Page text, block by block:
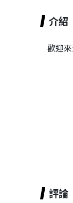
介紹
歡迎
評論